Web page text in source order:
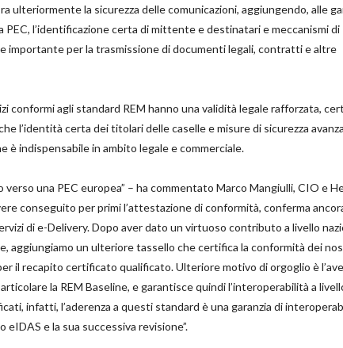
ulteriormente la sicurezza delle comunicazioni, aggiungendo, alle
l’identificazione certa di mittente e destinatari e meccanismi di
importante per la trasmissione di documenti legali, contratti e altre
conformi agli standard REM hanno una validità legale rafforzata,
l’identità certa dei titolari delle caselle e misure di sicurezza
è indispensabile in ambito legale e commerciale.
una PEC europea” – ha commentato Marco Mangiulli, CIO e
conseguito per primi l’attestazione di conformità, conferma
di e-Delivery. Dopo aver dato un virtuoso contributo a livello
aggiungiamo un ulteriore tassello che certifica la conformità dei
il recapito certificato qualificato. Ulteriore motivo di orgoglio è
la REM Baseline, e garantisce quindi l’interoperabilità a
infatti, l’aderenza a questi standard è una garanzia di
e la sua successiva revisione”.